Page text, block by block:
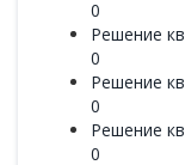
0
Решение
0
Решение
0
Решение
0